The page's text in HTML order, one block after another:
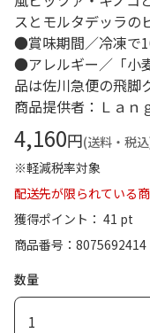
スとモルタデッラ
●賞味期間／冷凍で
●アレルギー／「小
品は佐川急便の飛脚
商品提供者：Ｌａｎ
4,160円(送料・税
※軽減税率対象
配送先が限られている商
獲得ポイント： 41 pt
商品番号
8075692414
数量
1